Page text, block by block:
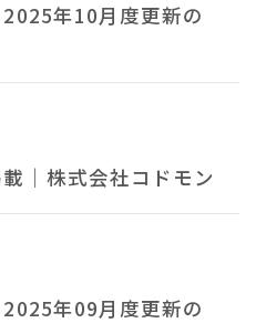
年10月度更新の
｜株式会社コドモン
年09月度更新の